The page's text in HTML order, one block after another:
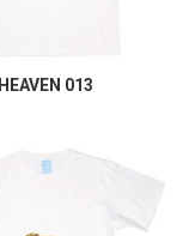
HEAVEN 013